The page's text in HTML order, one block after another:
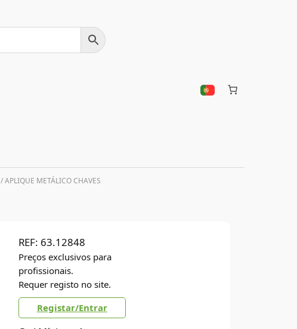
/ APLIQUE METÁLICO CHAVES
REF: 63.12848
Preços exclusivos para
profissionais.
Requer registo no site.
Registar/Entrar